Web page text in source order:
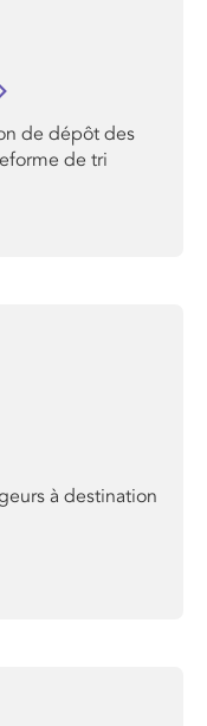
de dépôt des
de tri
à destination